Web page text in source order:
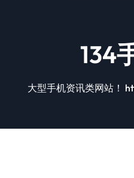
134
大型手机资讯类网站！